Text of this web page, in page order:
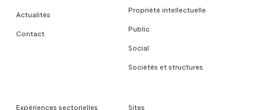
Actualités
Contact
Propriété intellectuelle
Public
Social
Sociétés et structures
Expériences sectorielles Sites